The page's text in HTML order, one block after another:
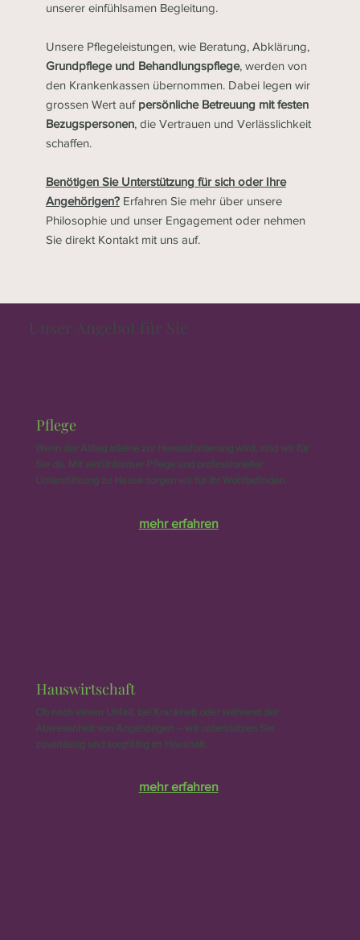
unserer einfühlsamen Begleitung.
Unsere Pflegeleistungen, wie Beratung, Abklärung,
Grundpflege und Behandlungspflege, werden von
den Krankenkassen übernommen. Dabei legen wir
grossen Wert auf persönliche Betreuung mit festen
Bezugspersonen, die Vertrauen und Verlässlichkeit
schaffen.
Benötigen Sie Unterstützung für sich oder Ihre
Angehörigen?Erfahren Sie mehr über unsere
Philosophie und unser Engagement oder nehmen
Sie direkt Kontakt mit uns auf.
Pflege
Wenn der Alltag alleine zur Herausforderung wird, sind wir für
Sie da. Mit einfühlsamer Pflege und professioneller
Unterstützung zu Hause sorgen wir für Ihr Wohlbefinden.
mehr erfahren
Hauswirtschaft
Ob nach einem Unfall, bei Krankheit oder während der
Abwesenheit von Angehörigen – wir unterstützen Sie
zuverlässig und sorgfältig im Haushalt.
mehr erfahren
Unser Angebot für Sie